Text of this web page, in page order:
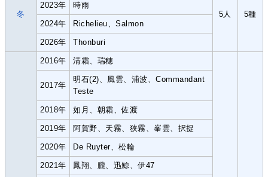
冬 5人 5種
2023年 時雨
2024年 Richelieu、Salmon
2026年 Thonburi
2016年 清霜、瑞穂
2017年
明石(2)、風雲、浦波、Commandant
Teste
2018年 如月、朝霜、佐渡
2019年 阿賀野、天霧、狭霧、峯雲、択捉
2020年 De Ruyter、松輪
2021年 鳳翔、朧、迅鯨、伊47